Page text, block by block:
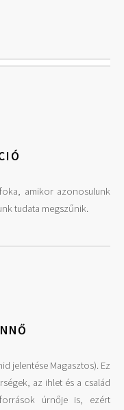
amikor azonosulunk
tudata megszűnik.
jelentése Magasztos). Ez
az ihlet és a család
úrnője is, ezért